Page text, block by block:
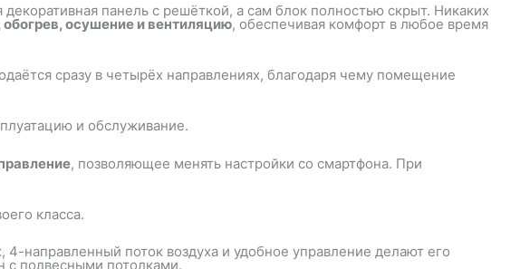
декоративная панель с решёткой, а сам блок полностью скрыт. Никаких
осушение и вентиляцию, обеспечивая комфорт в любое время
сразу в четырёх направлениях, благодаря чему помещение
и обслуживание.
, позволяющее менять настройки со смартфона. При
класса.
направленный поток воздуха и удобное управление делают его
подвесными потолками.